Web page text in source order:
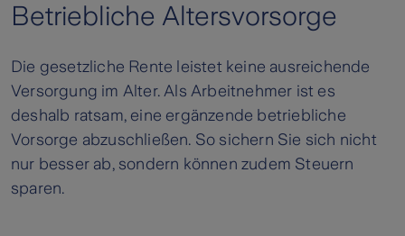
Betriebliche Altersvorsorge
Die gesetzliche Rente leistet keine ausreichende
Versorgung im Alter. Als Arbeitnehmer ist es
deshalb ratsam, eine ergänzende betriebliche
Vorsorge abzuschließen. So sichern Sie sich nicht
nur besser ab, sondern können zudem Steuern
sparen.